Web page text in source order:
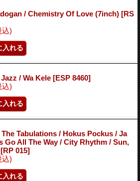
/ Chemistry Of Love (7inch) [RS
込)
/ Wa Kele [ESP 8460]
込)
Tabulations / Hokus Pockus / Ja
Go All The Way / City Rhythm / Sun,
[RP 015]
込)